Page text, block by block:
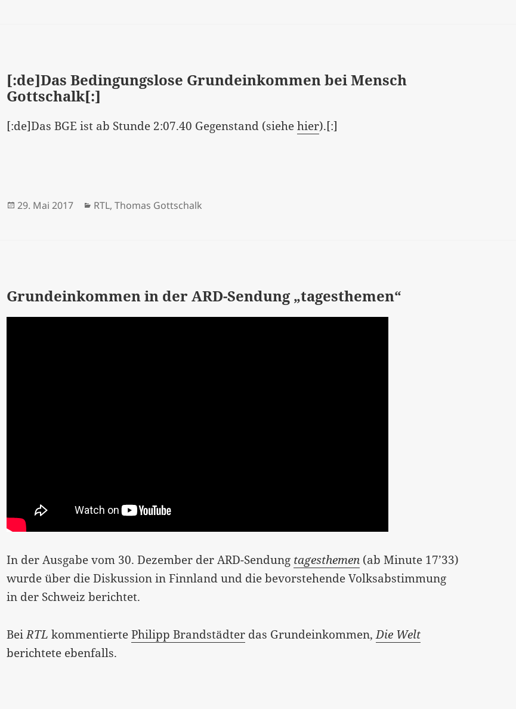
[:de]Das Bedingungslose Grundeinkommen bei Mensch
Gottschalk[:]
[:de]Das BGE ist ab Stunde 2:07.40 Gegenstand (siehehier).[:]
Veröffentlicht
29. Mai 2017 Kategorien
RTL,Thomas Gottschalk
Grundeinkommen in der ARD-Sendung „tagesthemen“
In der Ausgabe vom 30. Dezember der ARD-Sendung tagesthemen (ab Minute 17’33)
wurde über die Diskussion in Finnland und die bevorstehende Volksabstimmung
in der Schweiz berichtet.
BeiRTL kommentiertePhilipp Brandstädter das Grundeinkommen,Die Welt
berichtete ebenfalls.